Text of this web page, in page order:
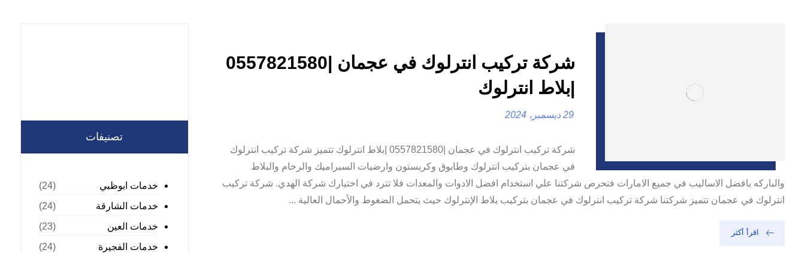
شركة تركيب انترلوك في عجمان |0557821580
|بلاط انترلوك
29 ديسمبر، 2024
شركة تركيب انترلوك في عجمان |0557821580 |بلاط انترلوك تتميز شركة تركيب انترلوك
في عجمان بتركيب انترلوك وطابوق وكربستون وارضيات السيراميك والرخام والبلاط
والباركه بافضل الاساليب في جميع الامارات فتحرص شركتنا علي استخدام افضل الادوات والمعدات فلا تترد في اختيارك شركة الهدي. شركة تركيب
انترلوك في عجمان تتميز شركتنا شركة تركيب انترلوك في عجمان بتركيب بلاط الإنترلوك حيث يتحمل الضغوط والأحمال العالية ...
اقرأ أكثر
تصنيفات
خدمات ابوظبي
(24)
خدمات الشارقة
(24)
خدمات العين
(23)
خدمات الفجيرة
(24)